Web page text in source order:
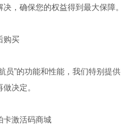
，确保您的权益得到最大保障。
购买
员”的功能和性能，我们特别提
决定。
卡激活码商城